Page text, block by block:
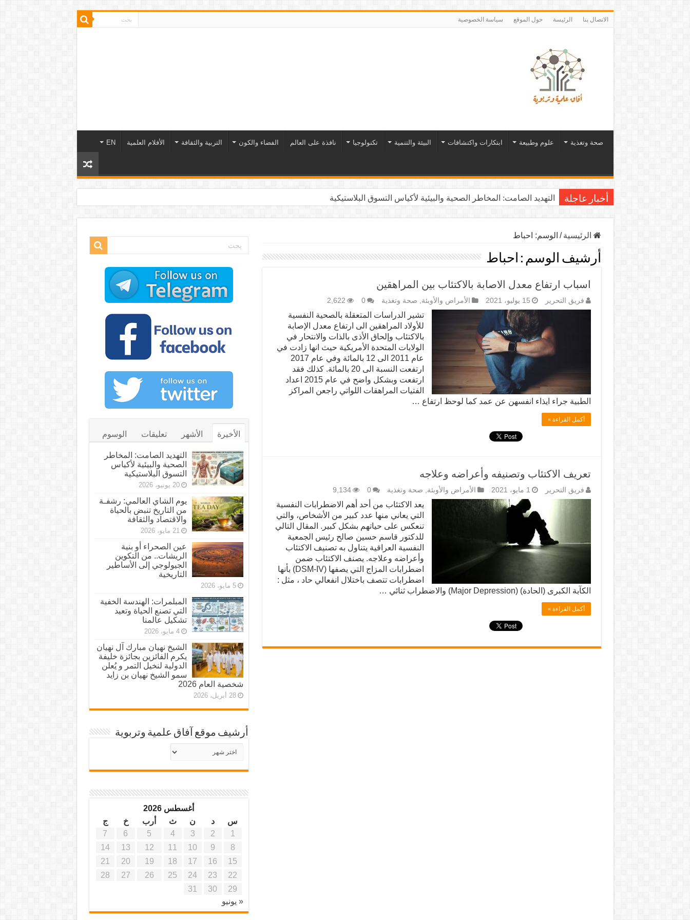
الاتصال بنا الرئيسة حول الموقع سياسة الخصوصية
صحة وتغذية علوم وطبيعة ابتكارات واكتشافات البيئة والتنمية تكنولوجيا نافذة على العالم الفضاء والكون التربية والثقافة الأفلام العلمية EN
أخبار عاجلة التهديد الصامت: المخاطر الصحية والبيئية لأكياس التسوق البلاستيكية
الرئيسية / الوسم: احباط
أرشيف الوسم : احباط
اسباب ارتفاع معدل الاصابة بالاكتئاب بين المراهقين
فريق التحرير 15 يوليو، 2021 الأمراض والأوبئة, صحة وتغذية 0
2,622
تشير الدراسات المتعقلة بالصحية النفسية
للأولاد المراهقين الى ارتفاع معدل الإصابة
بالاكتئاب وإلحاق الأذى بالذات والانتحار في
الولايات المتحدة الأمريكية حيث انها زادت في
عام 2011 الى 12 بالمائة وفي عام 2017
ارتفعت النسبة الى 20 بالمائة. كذلك فقد
ارتفعت وبشكل واضح في عام 2015 اعداد
الفتيات المراهقات اللواتي راجعن المراكز
الطبية جراء ايذاء انفسهن عن عمد كما لوحظ ارتفاع …
أكمل القراءة »
تعريف الاكتئاب وتصنيفه وأعراضه وعلاجه
فريق التحرير 1 مايو، 2021 الأمراض والأوبئة, صحة وتغذية 0
9,134
يعد الاكتئاب من أحد أهم الاضطرابات النفسية
التي يعاني منها عدد كبير من الأشخاص، والتي
تنعكس على حياتهم بشكل كبير. المقال التالي
للدكتور قاسم حسين صالح رئيس الجمعية
النفسية العراقية يتناول به تصنيف الاكتئاب
وأعراضه وعلاجه. يصنف الاكتئاب ضمن
اضطرابات المزاج التي يصفها (DSM-IV) بأنها
اضطرابات تتصف باختلال انفعالي حاد ، مثل :
الكآبة الكبرى (الحادة) (Major Depression) والاضطراب ثنائي …
أكمل القراءة »
الأخيرة الأشهر تعليقات الوسوم
التهديد الصامت: المخاطر
الصحية والبيئية لأكياس
التسوق البلاستيكية
20 يونيو، 2026
يوم الشاي العالمي: رشفـة
من التاريخ تنبض بالحياة
والاقتصاد والثقافة
21 مايو، 2026
عين الصحراء أو بنية
الريشات.. من التكوين
الجيولوجي إلى الأساطير
التاريخية
5 مايو، 2026
المبلمرات: الهندسة الخفية
التي تصنع الحياة وتعيد
تشكيل عالمنا
4 مايو، 2026
الشيخ نهيان مبارك آل نهيان
يكرم الفائزين بجائزة خليفة
الدولية لنخيل التمر و يُعلن
سمو الشيخ نهيان بن زايد
شخصية العام 2026
28 أبريل، 2026
أرشيف موقع آفاق علمية وتربوية
أرشيف
موقع
أغسطس 2026
س
د ن ث أرب خ
ج
1
2
3
4
5
6
7
8
9
10
11
12
13
14
15
16
17
18
19
20
21
22
23
24
25
26
27
28
29
30
31
« يونيو